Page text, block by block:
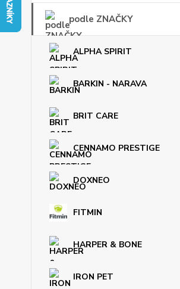
podle ZNAČKY
ALPHA SPIRIT
BARKIN - NARAVA
BRIT CARE
CENNAMO PRESTIGE
DOXNEO
FITMIN
HARPER & BONE
IRON PET